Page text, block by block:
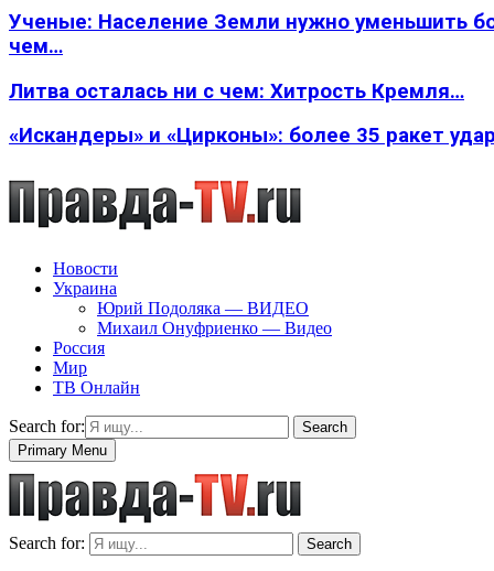
Ученые: Население Земли нужно уменьшить
чем…
Литва осталась ни с чем: Хитрость Кремля…
«Искандеры» и «Цирконы»: более 35 ракет
Новости
Украина
Юрий Подоляка — ВИДЕО
Михаил Онуфриенко — Видео
Россия
Мир
ТВ Онлайн
Search for:
Search
Primary Menu
Search for: Search